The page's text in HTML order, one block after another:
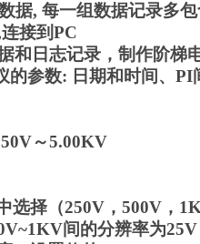
据, 每一组数据记录多
接到PC
和日志记录，制作阶梯
的参数: 日期和时间、
～5.00KV
选择（250V，500V，
间的分辨率为